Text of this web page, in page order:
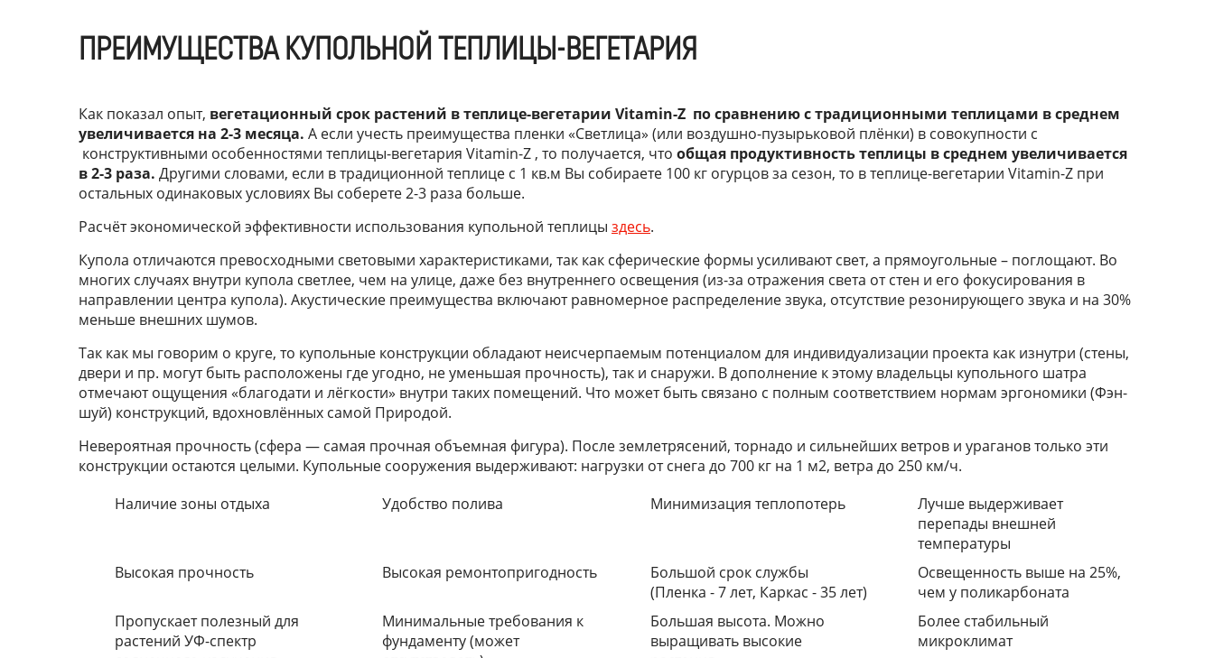
ПРЕИМУЩЕСТВА КУПОЛЬНОЙ ТЕПЛИЦЫ-ВЕГЕТАРИЯ
Как показал опыт, вегетационный срок растений в теплице-вегетарии Vitamin-Z по сравнению с традиционными теплицами в среднем
увеличивается на 2-3 месяца. А если учесть преимущества пленки «Светлица» (или воздушно-пузырьковой плёнки) в совокупности с
конструктивными особенностями теплицы-вегетария Vitamin-Z , то получается, что общая продуктивность теплицы в среднем увеличивается
в 2-3 раза. Другими словами, если в традиционной теплице с 1 кв.м Вы собираете 100 кг огурцов за сезон, то в теплице-вегетарии Vitamin-Z при
остальных одинаковых условиях Вы соберете 2-3 раза больше.
Расчёт экономической эффективности использования купольной теплицы здесь.
Купола отличаются превосходными световыми характеристиками, так как сферические формы усиливают свет, а прямоугольные – поглощают. Во
многих случаях внутри купола светлее, чем на улице, даже без внутреннего освещения (из-за отражения света от стен и его фокусирования в
направлении центра купола). Акустические преимущества включают равномерное распределение звука, отсутствие резонирующего звука и на 30%
меньше внешних шумов.
Так как мы говорим о круге, то купольные конструкции обладают неисчерпаемым потенциалом для индивидуализации проекта как изнутри (стены,
двери и пр. могут быть расположены где угодно, не уменьшая прочность), так и снаружи. В дополнение к этому владельцы купольного шатра
отмечают ощущения «благодати и лёгкости» внутри таких помещений. Что может быть связано с полным соответствием нормам эргономики (Фэн-
шуй) конструкций, вдохновлённых самой Природой.
Невероятная прочность (сфера — самая прочная объемная фигура). После землетрясений, торнадо и сильнейших ветров и ураганов только эти
конструкции остаются целыми. Купольные сооружения выдерживают: нагрузки от снега до 700 кг на 1 м2, ветра до 250 км/ч.
Наличие зоны отдыха
Удобство полива Минимизация теплопотерь
Лучше выдерживает
перепады внешней
температуры
Высокая прочность
Высокая ремонтопригодность
Большой срок службы
(Пленка - 7 лет, Каркас - 35 лет)
Освещенность выше на 25%,
чем у поликарбоната
Пропускает полезный для
растений УФ-спектр
Минимальные требования к
фундаменту (может
Большая высота. Можно
выращивать высокие
Более стабильный
микроклимат